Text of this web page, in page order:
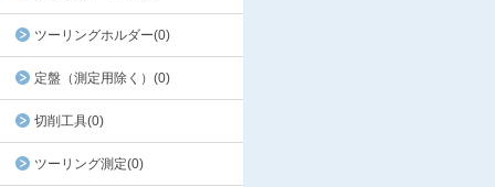
ツーリングホルダー(0)
定盤（測定用除く）(0)
切削工具(0)
ツーリング測定(0)